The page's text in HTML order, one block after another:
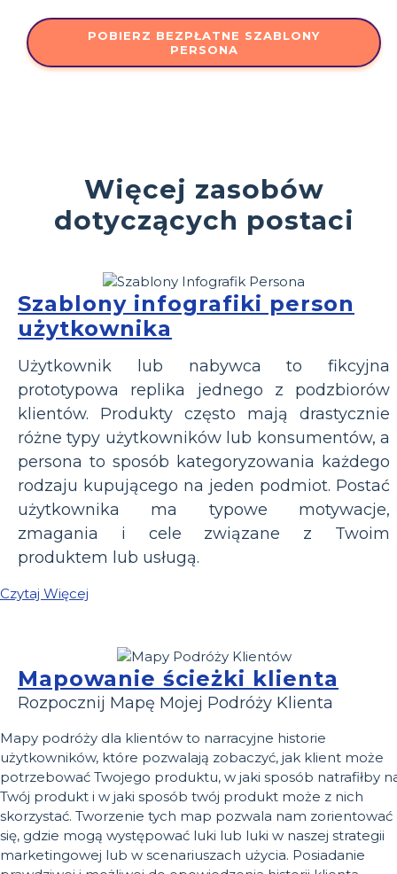
POBIERZ BEZPŁATNE SZABLONY
PERSONA
Więcej zasobów
dotyczących postaci
Szablony infografiki person
użytkownika
Użytkownik lub nabywca to fikcyjna
prototypowa replika jednego z podzbiorów
klientów. Produkty często mają drastycznie
różne typy użytkowników lub konsumentów, a
persona to sposób kategoryzowania każdego
rodzaju kupującego na jeden podmiot. Postać
użytkownika ma typowe motywacje,
zmagania i cele związane z Twoim
produktem lub usługą.
Czytaj Więcej
Mapowanie ścieżki klienta
Rozpocznij Mapę Mojej Podróży Klienta
Mapy podróży dla klientów to narracyjne historie
użytkowników, które pozwalają zobaczyć, jak klient może
potrzebować Twojego produktu, w jaki sposób natrafiłby
Twój produkt i w jaki sposób twój produkt może z nich
skorzystać. Tworzenie tych map pozwala nam zorientować
się, gdzie mogą występować luki lub luki w naszej strategii
marketingowej lub w scenariuszach użycia. Posiadanie